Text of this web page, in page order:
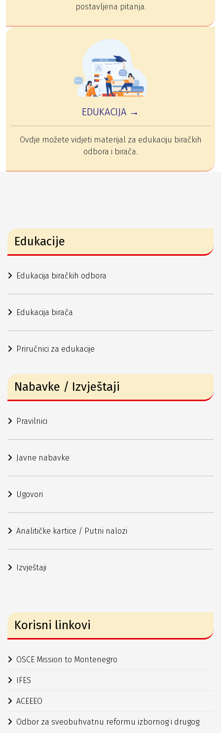
postavljena pitanja.
EDUKACIJA →
Ovdje možete vidjeti materijal za edukaciju biračkih
odbora i birača.
Edukacije
Edukacija biračkih odbora
Edukacija birača
Priručnici za edukacije
Nabavke / Izvještaji
Pravilnici
Javne nabavke
Ugovori
Analitičke kartice / Putni nalozi
Izvještaji
Korisni linkovi
OSCE Mission to Montenegro
IFES
ACEEEO
Odbor za sveobuhvatnu reformu izbornog i drugog